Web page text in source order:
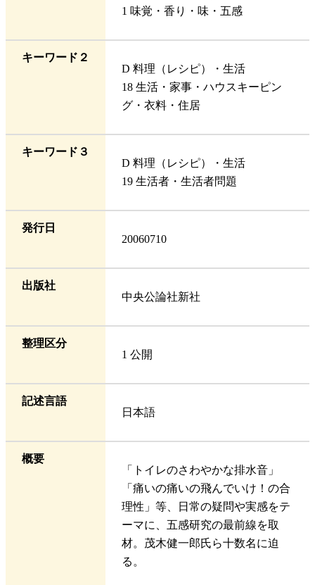
1 味覚・香り・味・五感
キーワード２
D 料理（レシピ）・生活
18 生活・家事・ハウスキーピン
グ・衣料・住居
キーワード３
D 料理（レシピ）・生活
19 生活者・生活者問題
発行日
20060710
出版社
中央公論社新社
整理区分
1 公開
記述言語
日本語
概要
「トイレのさわやかな排水音」
「痛いの痛いの飛んでいけ！の合
理性」等、日常の疑問や実感をテ
ーマに、五感研究の最前線を取
材。茂木健一郎氏ら十数名に迫
る。